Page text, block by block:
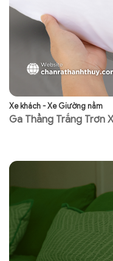
Xe khách - Xe Giường nằm
Ga Thẳng Trắng Trơn